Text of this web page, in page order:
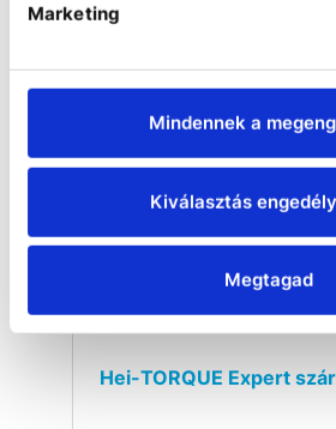
Marketing
Mindennek a
Kiválasztás
Megtagad
Hei-TORQUE Expert